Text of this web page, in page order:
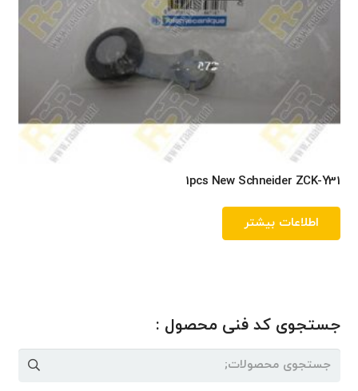
1pcs New Schneider ZCK-Y31
اطلاعات بیشتر
جستجوی کد فنی محصول :
جستجو